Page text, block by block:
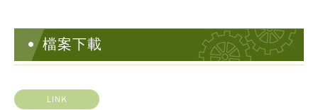
檔案下載
LINK